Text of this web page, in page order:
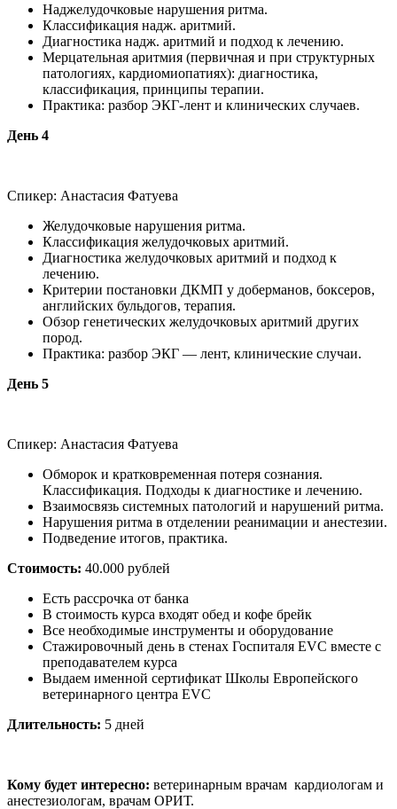
Наджелудочковые нарушения ритма.
Классификация надж. аритмий.
Диагностика надж. аритмий и подход к лечению.
Мерцательная аритмия (первичная и при структурных
патологиях, кардиомиопатиях): диагностика,
классификация, принципы терапии.
Практика: разбор ЭКГ-лент и клинических случаев.
День 4
Спикер: Анастасия Фатуева
Желудочковые нарушения ритма.
Классификация желудочковых аритмий.
Диагностика желудочковых аритмий и подход к
лечению.
Критерии постановки ДКМП у доберманов, боксеров,
английских бульдогов, терапия.
Обзор генетических желудочковых аритмий других
пород.
Практика: разбор ЭКГ — лент, клинические случаи.
День 5
Спикер: Анастасия Фатуева
Обморок и кратковременная потеря сознания.
Классификация. Подходы к диагностике и лечению.
Взаимосвязь системных патологий и нарушений ритма.
Нарушения ритма в отделении реанимации и анестезии.
Подведение итогов, практика.
Стоимость: 40.000 рублей
Есть рассрочка от банка
В стоимость курса входят обед и кофе брейк
Все необходимые инструменты и оборудование
Стажировочный день в стенах Госпиталя EVC вместе с
преподавателем курса
Выдаем именной сертификат Школы Европейского
ветеринарного центра EVC
Длительность: 5 дней
Кому будет интересно: ветеринарным врачам кардиологам и
анестезиологам, врачам ОРИТ.